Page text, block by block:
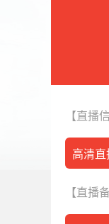
【直播
高清直
【直播